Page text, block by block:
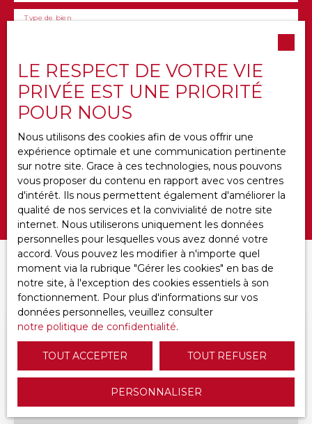
Type de bien
Budget max (€)
Surface min (m²)
Ameublement
Rechercher
Pertinence
Trier par
CRÉER UNE ALERTE
LE RESPECT DE VOTRE VIE
PRIVÉE EST UNE PRIORITÉ
POUR NOUS
Nous utilisons des cookies afin de vous offrir une
expérience optimale et une communication pertinente
sur notre site. Grace à ces technologies, nous pouvons
vous proposer du contenu en rapport avec vos centres
d'intérêt. Ils nous permettent également d'améliorer la
qualité de nos services et la convivialité de notre site
internet. Nous utiliserons uniquement les données
personnelles pour lesquelles vous avez donné votre
accord. Vous pouvez les modifier à n'importe quel
moment via la rubrique ″Gérer les cookies″ en bas de
notre site, à l'exception des cookies essentiels à son
fonctionnement. Pour plus d'informations sur vos
données personnelles, veuillez consulter
notre politique de confidentialité.
TOUT ACCEPTER TOUT REFUSER
PERSONNALISER